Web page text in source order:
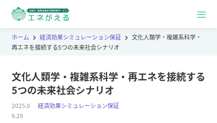
ホーム 経済効果シミュレーション保証
文化人類学・複雑系科学・
再エネを接続する5つの未来社会シナリオ
文化人類学・複雑系科学・再エネを接続する
5つの未来社会シナリオ
経済効果シミュレーション保証
2025.0
9.29